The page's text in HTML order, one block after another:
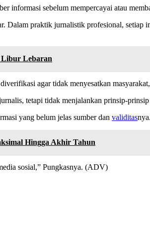
informasi sebelum mempercayai atau
Dalam praktik jurnalistik profesional, setiap
Libur Lebaran
agar tidak menyesatkan
tetapi tidak menjalankan prinsip-
yang belum jelas sumber dan validitasnya.
Hingga Akhir Tahun
sosial,” Pungkasnya. (ADV)